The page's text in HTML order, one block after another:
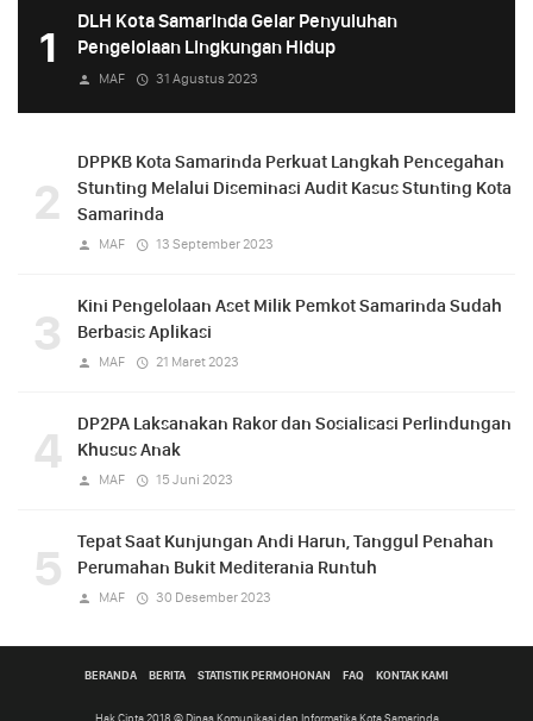
1
DLH Kota Samarinda Gelar Penyuluhan
Pengelolaan Lingkungan Hidup
MAF 31 Agustus 2023
2
DPPKB Kota Samarinda Perkuat Langkah Pencegahan
Stunting Melalui Diseminasi Audit Kasus Stunting Kota
Samarinda
MAF 13 September 2023
3
Kini Pengelolaan Aset Milik Pemkot Samarinda Sudah
Berbasis Aplikasi
MAF 21 Maret 2023
4
DP2PA Laksanakan Rakor dan Sosialisasi Perlindungan
Khusus Anak
MAF 15 Juni 2023
5
Tepat Saat Kunjungan Andi Harun, Tanggul Penahan
Perumahan Bukit Mediterania Runtuh
MAF 30 Desember 2023
BERANDA BERITA STATISTIK PERMOHONAN FAQ KONTAK KAMI
Hak Cipta 2018 © Dinas Komunikasi dan Informatika Kota Samarinda